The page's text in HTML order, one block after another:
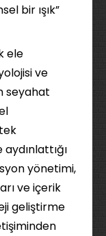
bir ışık”
ele
ve
seyahat
yönetimi,
ve içerik
geliştirme